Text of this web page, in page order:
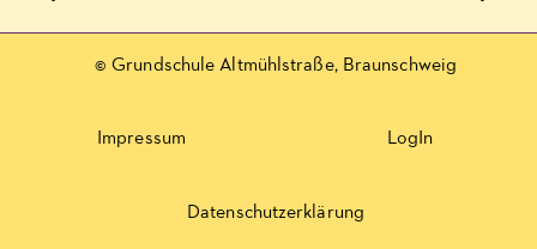
© Grundschule Altmühlstraße, Braunschweig
Impressum LogIn
Datenschutzerklärung